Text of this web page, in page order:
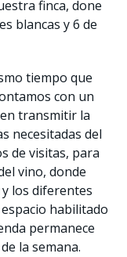
finca, done
blancas y 6 de
tiempo que
con un
transmitir la
necesitadas del
de visitas, para
vino, donde
los diferentes
habilitado
permanece
la semana.